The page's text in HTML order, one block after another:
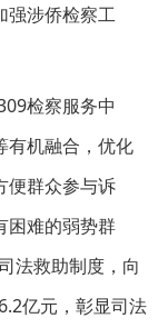
强涉侨检察工
检察服务中
有机融合，优化
便群众参与诉
困难的弱势群
法救助制度，向
亿元，彰显司法